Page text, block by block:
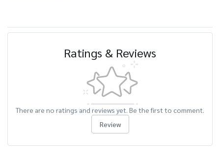
Ratings & Reviews
There are no ratings and reviews yet. Be the first to comment.
Review